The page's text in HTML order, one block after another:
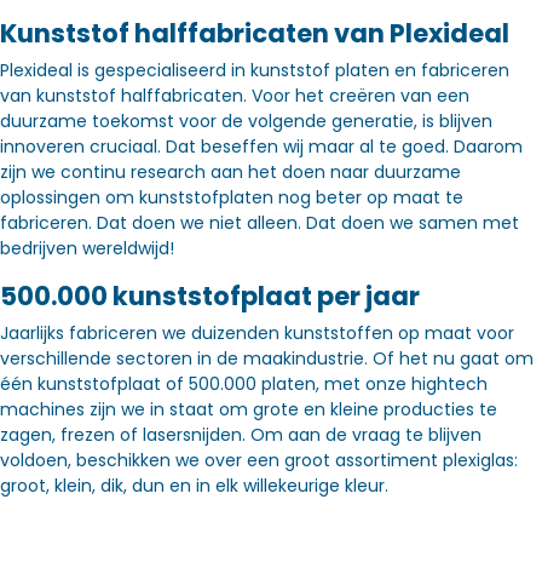
Kunststof halffabricaten van Plexideal
Plexideal is gespecialiseerd in kunststof platen en fabriceren
van kunststof halffabricaten. Voor het creëren van een
duurzame toekomst voor de volgende generatie, is blijven
innoveren cruciaal. Dat beseffen wij maar al te goed. Daarom
zijn we continu research aan het doen naar duurzame
oplossingen om kunststofplaten nog beter op maat te
fabriceren. Dat doen we niet alleen. Dat doen we samen met
bedrijven wereldwijd!
500.000 kunststofplaat per jaar
Jaarlijks fabriceren we duizenden kunststoffen op maat voor
verschillende sectoren in de maakindustrie. Of het nu gaat om
één kunststofplaat of 500.000 platen, met onze hightech
machines zijn we in staat om grote en kleine producties te
zagen, frezen of lasersnijden. Om aan de vraag te blijven
voldoen, beschikken we over een groot assortiment plexiglas:
groot, klein, dik, dun en in elk willekeurige kleur.